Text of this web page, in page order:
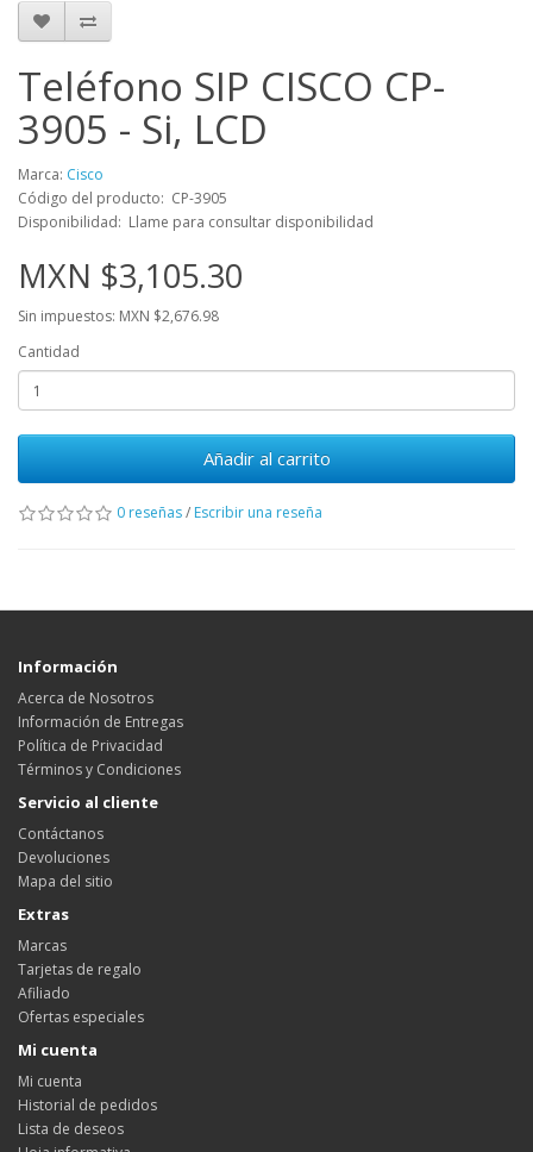
Teléfono SIP CISCO CP-
3905 - Si, LCD
Marca: Cisco
Código del producto: CP-3905
Disponibilidad: Llame para consultar disponibilidad
MXN $3,105.30
Sin impuestos: MXN $2,676.98
Cantidad
Añadir al carrito
0 reseñas/ Escribir una reseña
Información
Acerca de Nosotros
Información de Entregas
Política de Privacidad
Términos y Condiciones
Servicio al cliente
Contáctanos
Devoluciones
Mapa del sitio
Extras
Marcas
Tarjetas de regalo
Afiliado
Ofertas especiales
Mi cuenta
Mi cuenta
Historial de pedidos
Lista de deseos